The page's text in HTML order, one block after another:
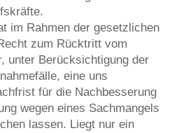
im Rahmen der gesetzlichen
zum Rücktritt vom
unter Berücksichtigung der
eine uns
für die Nachbesserung
wegen eines Sachmangels
lassen. Liegt nur ein